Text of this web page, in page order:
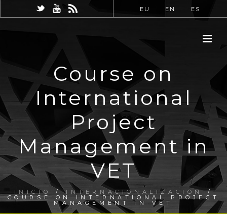
EU EN ES
Course on
International
Project
Management in
VET
INICIO /INTERNACIONALIZACIÓN/
COURSE ON INTERNATIONAL PROJECT
MANAGEMENT IN VET